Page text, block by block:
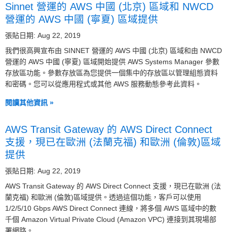
Sinnet 營運的 AWS 中國 (北京) 區域和 NWCD
營運的 AWS 中國 (寧夏) 區域提供
張貼日期: Aug 22, 2019
我們很高興宣布由 SINNET 營運的 AWS 中國 (北京) 區域和由 NWCD
營運的 AWS 中國 (寧夏) 區域開始提供 AWS Systems Manager 參數
存放區功能。參數存放區為您提供一個集中的存放區以管理組態資料
和密碼。您可以從應用程式或其他 AWS 服務動態參考此資料。
閱讀其他資訊 »
AWS Transit Gateway 的 AWS Direct Connect
支援，現已在歐洲 (法蘭克福) 和歐洲 (倫敦)區域
提供
張貼日期: Aug 22, 2019
AWS Transit Gateway 的 AWS Direct Connect 支援，現已在歐洲 (法
蘭克福) 和歐洲 (倫敦)區域提供。透過這個功能，客戶可以使用
1/2/5/10 Gbps AWS Direct Connect 連線，將多個 AWS 區域中的數
千個 Amazon Virtual Private Cloud (Amazon VPC) 連接到其現場部